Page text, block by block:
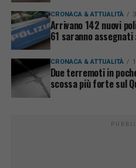
CRONACA & ATTUALITÀ
Arrivano 142 nuovi
61 saranno
CRONACA & ATTUALITÀ
Due terremoti in
scossa più forte sul